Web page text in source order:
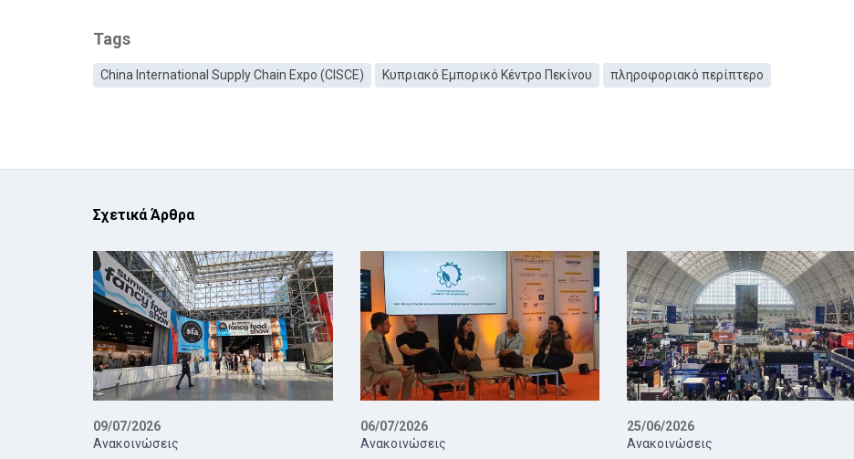
Tags
China International Supply Chain Expo (CISCE) Κυπριακό Εμπορικό Κέντρο Πεκίνου πληροφοριακό περίπτερο
Σχετικά Άρθρα
09/07/2026
Ανακοινώσεις
06/07/2026
Ανακοινώσεις
25/06/2026
Ανακοινώσεις